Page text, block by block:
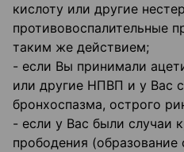
кислоту или другие
противовоспалительные
таким же действием;
- если Вы принимали
или другие НПВП и у Вас
бронхоспазма, острого
- если у Вас были случаи
прободения (образование